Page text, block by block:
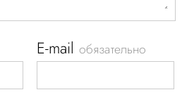
E-mailобязательно